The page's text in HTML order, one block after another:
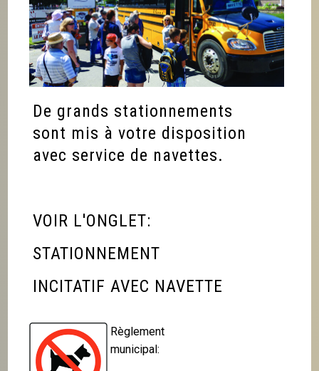
De grands stationnements
sont mis à votre disposition
avec service de navettes.
VOIR L'ONGLET:
STATIONNEMENT
INCITATIF AVEC NAVETTE
Règlement
municipal: